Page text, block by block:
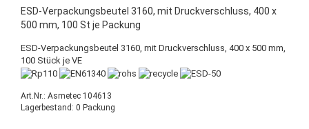
ESD-Verpackungsbeutel 3160, mit Druckverschluss, 400 x
500 mm, 100 St je Packung
ESD-Verpackungsbeutel 3160, mit Druckverschluss, 400 x 500 mm,
100 Stück je VE
Art.Nr.: Asmetec 104613
Lagerbestand: 0 Packung